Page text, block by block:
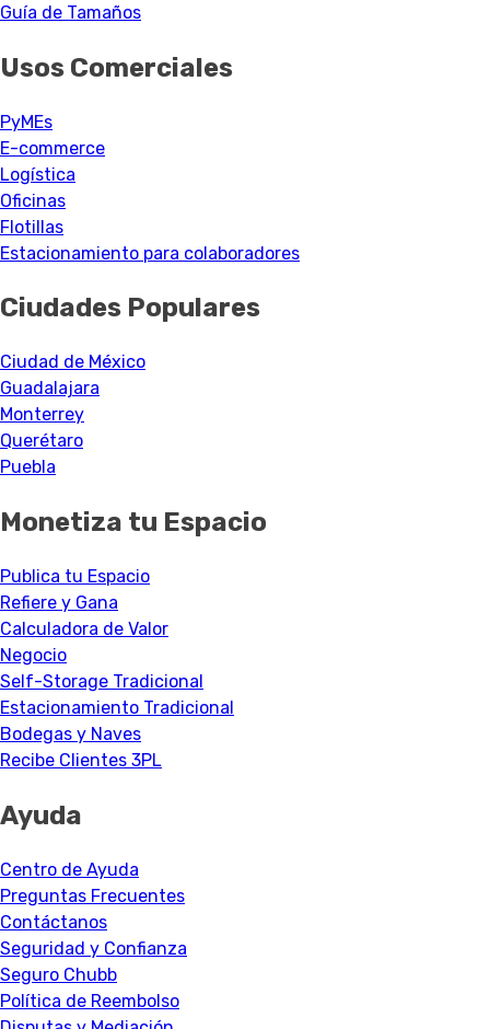
Guía de Tamaños
Usos Comerciales
PyMEs
E-commerce
Logística
Oficinas
Flotillas
Estacionamiento para colaboradores
Ciudades Populares
Ciudad de México
Guadalajara
Monterrey
Querétaro
Puebla
Monetiza tu Espacio
Publica tu Espacio
Refiere y Gana
Calculadora de Valor
Negocio
Self-Storage Tradicional
Estacionamiento Tradicional
Bodegas y Naves
Recibe Clientes 3PL
Ayuda
Centro de Ayuda
Preguntas Frecuentes
Contáctanos
Seguridad y Confianza
Seguro Chubb
Política de Reembolso